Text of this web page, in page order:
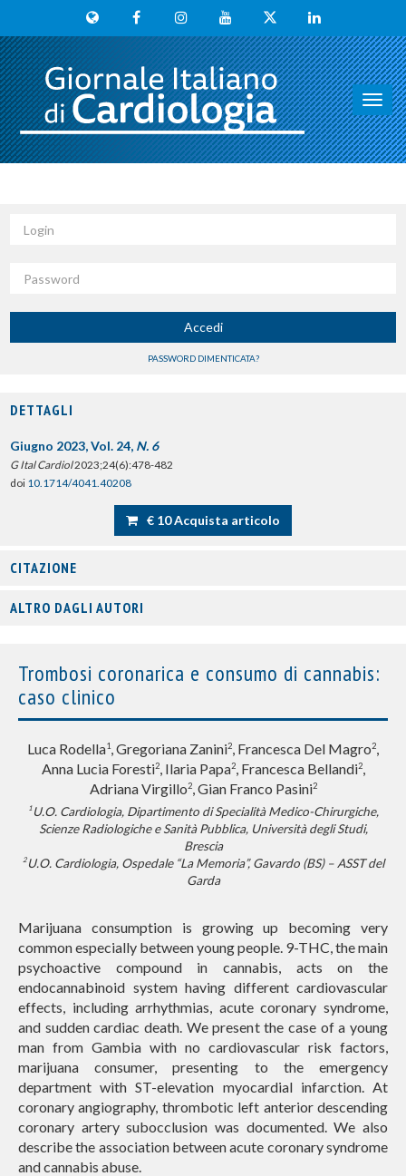
Accedi
PASSWORD DIMENTICATA?
DETTAGLI
Giugno 2023, Vol. 24, N. 6
G Ital Cardiol2023;24(6):478-482
doi 10.1714/4041.40208
€ 10 Acquista articolo
CITAZIONE
ALTRO DAGLI AUTORI
Trombosi coronarica e consumo di cannabis:
caso clinico
Luca Rodella1, Gregoriana Zanini2, Francesca Del Magro2,
Anna Lucia Foresti2, Ilaria Papa2, Francesca Bellandi2,
Adriana Virgillo2, Gian Franco Pasini2
1U.O. Cardiologia, Dipartimento di Specialità Medico-Chirurgiche,
Scienze Radiologiche e Sanità Pubblica, Università degli Studi,
Brescia
2U.O. Cardiologia, Ospedale “La Memoria”, Gavardo (BS) – ASST del
Garda
Marijuana consumption is growing up becoming very
common especially between young people. 9-THC, the main
psychoactive compound in cannabis, acts on the
endocannabinoid system having different cardiovascular
effects, including arrhythmias, acute coronary syndrome,
and sudden cardiac death. We present the case of a young
man from Gambia with no cardiovascular risk factors,
marijuana consumer, presenting to the emergency
department with ST-elevation myocardial infarction. At
coronary angiography, thrombotic left anterior descending
coronary artery subocclusion was documented. We also
describe the association between acute coronary syndrome
and cannabis abuse.